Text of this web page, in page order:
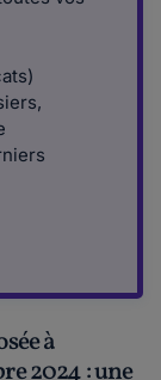
à
2024 : une